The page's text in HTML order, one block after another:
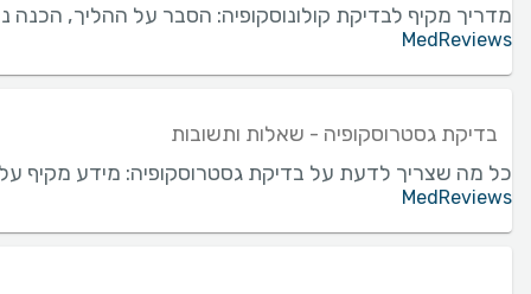
מדריך מקיף לבדיקת קולונוסקופיה: הסבר על ההליך, הכנה
MedReviews
בדיקת גסטרוסקופיה - שאלות ותשובות
כל מה שצריך לדעת על בדיקת גסטרוסקופיה: מידע מקיף
MedReviews